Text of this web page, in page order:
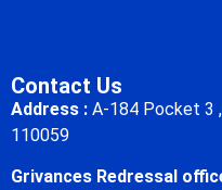
Contact Us
Address : A-184 Pocket 3 ,
110059
Grivances Redressal